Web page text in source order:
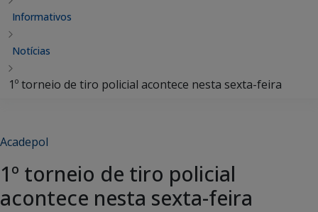
Informativos
Notícias
1º torneio de tiro policial acontece nesta sexta-feira
Acadepol
1º torneio de tiro policial
acontece nesta sexta-feira